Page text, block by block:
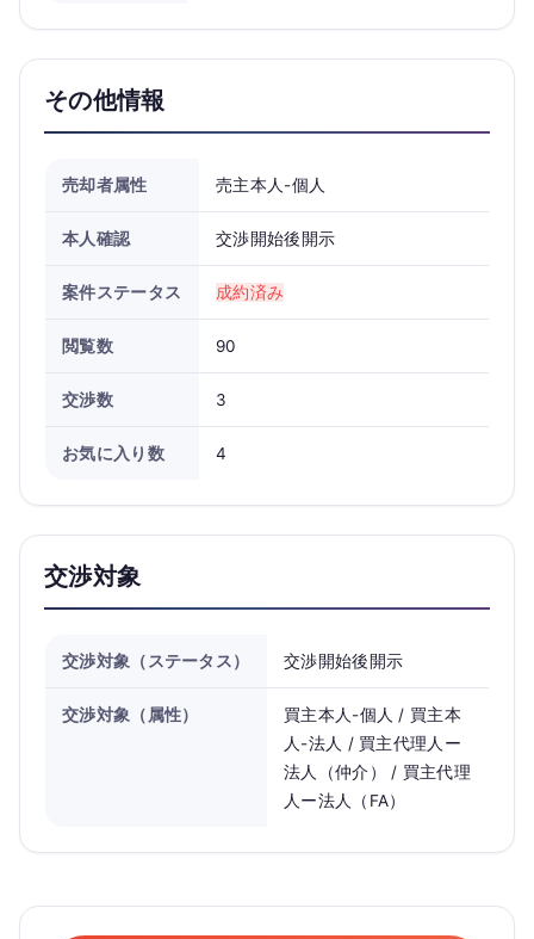
その他情報
売却者属性 売主本人-個人
本人確認 交渉開始後開示
案件ステータス 成約済み
閲覧数 90
交渉数 3
お気に入り数 4
交渉対象
交渉対象（ステータス） 交渉開始後開示
交渉対象（属性）
買主本人-個人 / 買主本
人-法人 / 買主代理人ー
法人（仲介） / 買主代理
人ー法人（FA）